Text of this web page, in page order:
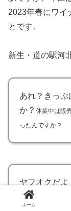
2023年春にワイ
とです。
新生・道の駅河
あれ？きっぷ
か？ 休業中は販
ったんですか？
ヤフオクだよ
ホーム